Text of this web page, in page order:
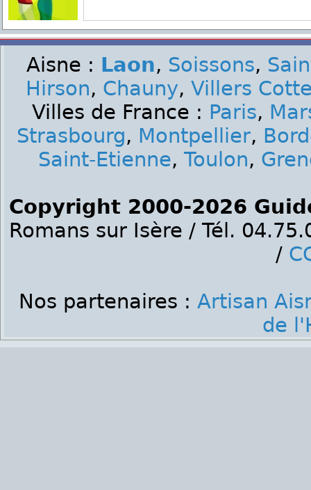
Aisne : Laon, Soissons,
Hirson, Chauny, Villers
Villes de France : Paris,
Strasbourg, Montpellier,
Saint-Etienne, Toulon,
Copyright 2000-2026
Romans sur Isère / Tél.
/
Nos partenaires : Artisan
de